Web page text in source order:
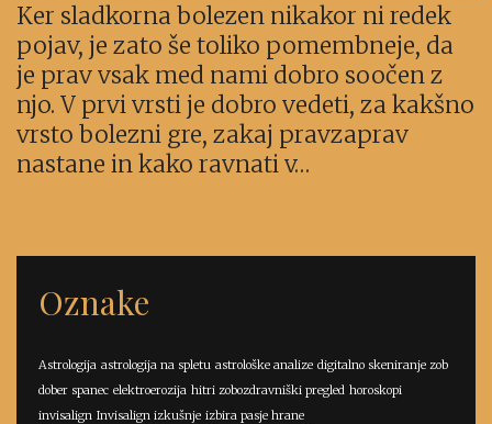
Ker sladkorna bolezen nikakor ni redek
pojav, je zato še toliko pomembneje, da
je prav vsak med nami dobro soočen z
njo. V prvi vrsti je dobro vedeti, za kakšno
vrsto bolezni gre, zakaj pravzaprav
nastane in kako ravnati v…
Oznake
Astrologija astrologija na spletu astrološke analize digitalno skeniranje zob
dober spanec elektroerozija hitri zobozdravniški pregled horoskopi
invisalign Invisalign izkušnje izbira pasje hrane